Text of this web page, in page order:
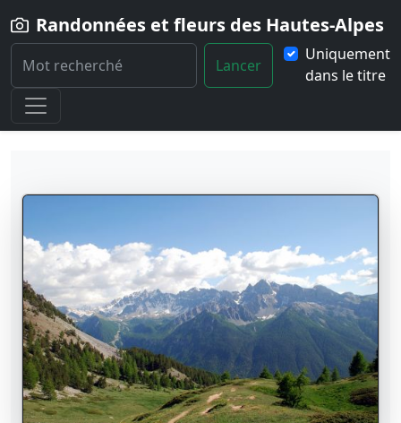
Randonnées et fleurs des Hautes-Alpes
Lancer
Uniquement
dans le titre
Home
Randonnées Particularité Col